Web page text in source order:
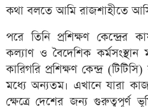
কথা বলতে আমি রাজশাহীতে
পরে তিনি প্রশিক্ষণ কেন্দ্রের
কল্যাণ ও বৈদেশিক
কারিগরি প্রশিক্ষণ কেন্দ্র
মধ্যে অন্যতম। এখানে যারা
ক্ষেত্রে দেশের জন্য গুরুত্বপূর্ণ